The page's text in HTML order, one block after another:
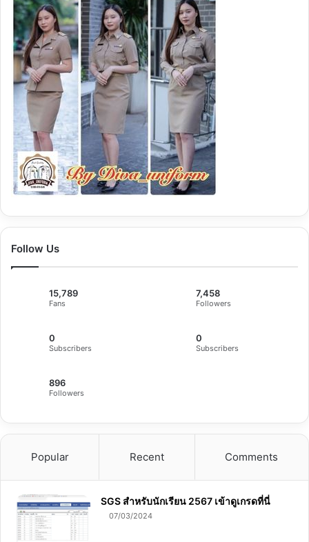
Follow Us
15,789
Fans
7,458
Followers
0
Subscribers
0
Subscribers
896
Followers
Popular Recent Comments
SGS สําหรับนักเรียน 2567 เข้าดูเกรดที่นี่
07/03/2024